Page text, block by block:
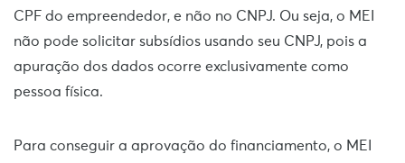
CPF do empreendedor, e não no CNPJ. Ou seja, o MEI
não pode solicitar subsídios usando seu CNPJ, pois a
apuração dos dados ocorre exclusivamente como
pessoa física.
Para conseguir a aprovação do financiamento, o MEI